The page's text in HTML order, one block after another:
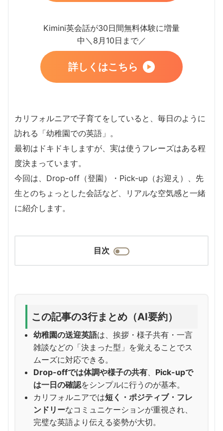
Kimini英会話が30日間無料体験に増量
中＼8月10日まで／
詳しくはこちら
カリフォルニアで子育てをしていると、毎日のように
訪れる「幼稚園での英語」。
最初はドキドキしますが、実は使うフレーズはある程
度決まっています。
今回は、Drop-off（登園）・Pick-up（お迎え）、先
生とのちょっとした会話など、リアルな空気感と一緒
に紹介します。
目次
この記事の3行まとめ（AI要約）
幼稚園の送迎英語は、挨拶・様子共有・一言
雑談などの「決まった型」を覚えることでス
ムーズに対応できる。
Drop-offでは体調や様子の共有
Pick-upで
は一日の確認をシンプルに行うのが基本。
カリフォルニアでは短く・ポジティブ・フレ
ンドリーなコミュニケーションが重視され、
完璧な英語より伝える姿勢が大切。